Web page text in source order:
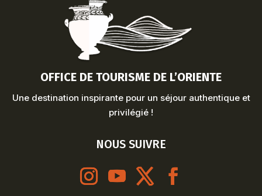
OFFICE DE TOURISME DE L’ORIENTE
Une destination inspirante pour un séjour authentique et
privilégié !
NOUS SUIVRE